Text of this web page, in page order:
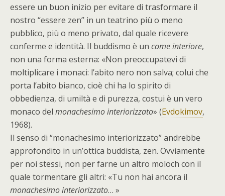
essere un buon inizio per evitare di trasformare il
nostro “essere zen” in un teatrino più o meno
pubblico, più o meno privato, dal quale ricevere
conferme e identità. Il buddismo è un come interiore,
non una forma esterna: «Non preoccupatevi di
moltiplicare i monaci: l’abito nero non salva; colui che
porta l’abito bianco, cioè chi ha lo spirito di
obbedienza, di umiltà e di purezza, costui è un vero
monaco del monachesimo interiorizzato» (Evdokimov,
1968).
Il senso di “monachesimo interiorizzato” andrebbe
approfondito in un’ottica buddista, zen. Ovviamente
per noi stessi, non per farne un altro moloch con il
quale tormentare gli altri: «Tu non hai ancora il
monachesimo interiorizzato… »